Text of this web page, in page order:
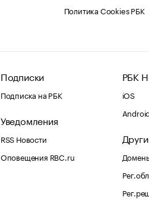
Политика Cookies РБК
Подписки
Подписка на РБК
Уведомления
RSS Новости
Оповещения RBC.ru
РБК
iOS